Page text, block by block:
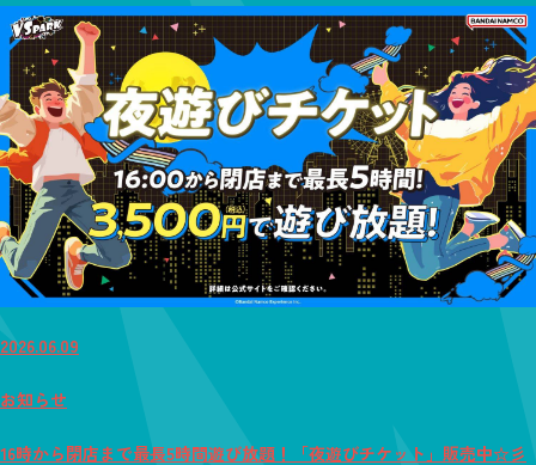
2026.06.09
お知らせ
16時から閉店まで最長5時間遊び放題！「夜遊びチケット」販売中☆彡